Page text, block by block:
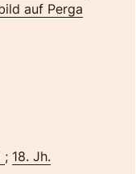
auf Perga
; 18. Jh.